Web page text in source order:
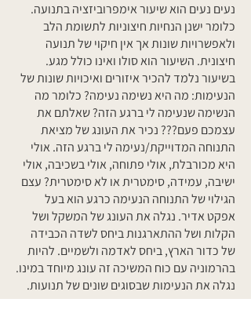
נעים נעים הוא שיעור אימפרוביזציה בתנועה.
כלומר ישנן הנחיות חיצוניות לתשומת הלב
ולאפשרויות שונות אך אין חיקוי של תנועה
חיצונית. השיעור הוא סולו ואינו כולל מגע.
בשיעור נלמד להכיר איזורים ואיכויות שונות של
הנעימות: מה היא נשימה נעימה? כלומר מה
הנשימה שנעימה לי ברגע הזה? שאלתם את
עצמכם פעם??? נכיר את העונג של מציאת
התנוחה המדוייקת/נעימה לי ברגע הזה. אולי
היא מכורבלת, אולי פתוחה, אולי בשכיבה, אולי
ישיבה, עמידה, סימטרית או לא סימטרית? עצם
הגילוי של התנוחה הנעימה כרגע הוא בעל
אפקט אדיר. נגלה את העונג של המשקל ושל
הקלות ושל ההתארגנות ביחס לשדה הכבידה
של כדור הארץ, ביחס לאדמה ולשמיים. להיות
בהרמוניה עם כוח המשיכה זה עונג מיוחד במינו.
נגלה את הנעימות שבסוגים שונים של תנועות.